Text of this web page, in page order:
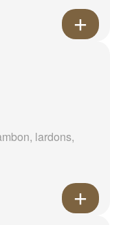
lardons,